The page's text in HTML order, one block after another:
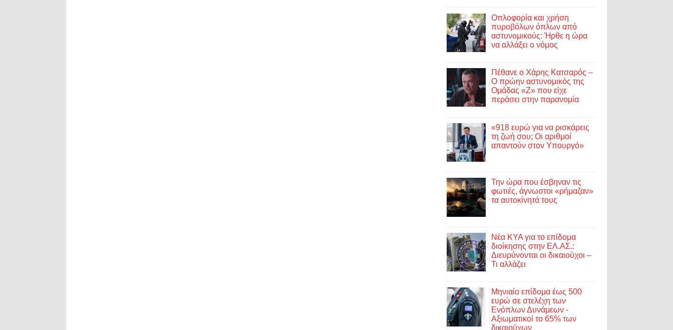
Οπλοφορία και χρήση
πυροβόλων όπλων από
αστυνομικούς: Ήρθε η ώρα
να αλλάξει ο νόμος
Πέθανε ο Χάρης Κατσαρός –
Ο πρώην αστυνομικός της
Ομάδας «Ζ» που είχε
περάσει στην παρανομία
«918 ευρώ για να ρισκάρεις
τη ζωή σου; Οι αριθμοί
απαντούν στον Υπουργό»
Την ώρα που έσβηναν τις
φωτιές, άγνωστοι «ρήμαζαν»
τα αυτοκίνητά τους
Νέα ΚΥΑ για το επίδομα
διοίκησης στην ΕΛ.ΑΣ.:
Διευρύνονται οι δικαιούχοι –
Τι αλλάζει
Μηνιαίο επίδομα έως 500
ευρώ σε στελέχη των
Ενόπλων Δυνάμεων -
Αξιωματικοί το 65% των
δικαιούχων